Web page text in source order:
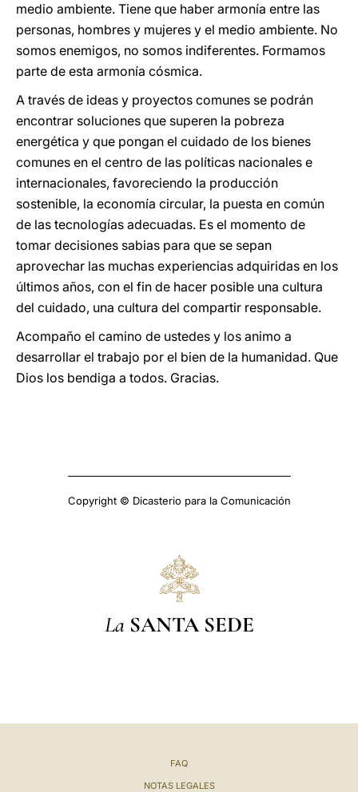
medio ambiente. Tiene que haber armonía entre las
personas, hombres y mujeres y el medio ambiente. No
somos enemigos, no somos indiferentes. Formamos
parte de esta armonía cósmica.
A través de ideas y proyectos comunes se podrán
encontrar soluciones que superen la pobreza
energética y que pongan el cuidado de los bienes
comunes en el centro de las políticas nacionales e
internacionales, favoreciendo la producción
sostenible, la economía circular, la puesta en común
de las tecnologías adecuadas. Es el momento de
tomar decisiones sabias para que se sepan
aprovechar las muchas experiencias adquiridas en los
últimos años, con el fin de hacer posible una cultura
del cuidado, una cultura del compartir responsable.
Acompaño el camino de ustedes y los animo a
desarrollar el trabajo por el bien de la humanidad. Que
Dios los bendiga a todos. Gracias.
Copyright © Dicasterio para la Comunicación
La SANTA SEDE
FAQ
NOTAS LEGALES